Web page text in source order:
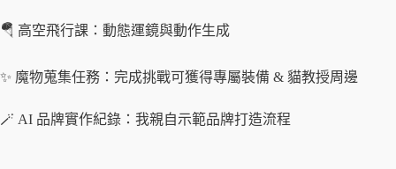
🪂 高空飛行課：動態運鏡與動作生成
✨ 魔物蒐集任務：完成挑戰可獲得專屬裝備 & 貓教授周邊
🪄 AI 品牌實作紀錄：我親自示範品牌打造流程